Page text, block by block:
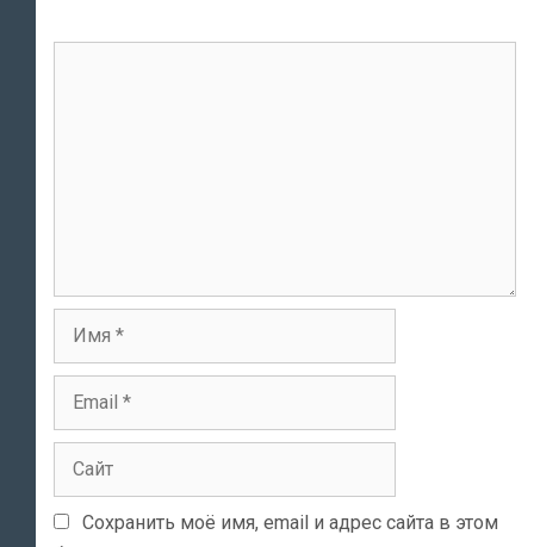
Сохранить моё имя, email и адрес сайта в этом